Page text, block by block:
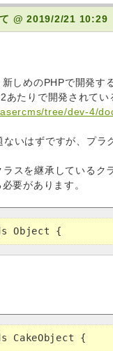
@ 2019/2/21 10:29
しめのPHPで開発す
たりで開発されてい
tree/dev-4/
いはずですが、プラ
スを継承しているク
要があります。
Object {
CakeObject {